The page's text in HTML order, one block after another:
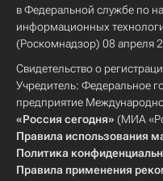
в Федеральной службе по
информационных
(Роскомнадзор) 08 апреля
Свидетельство о
Учредитель: Федеральное
предприятие
«Россия сегодня» (МИА
Правила использования
Политика
Правила применения